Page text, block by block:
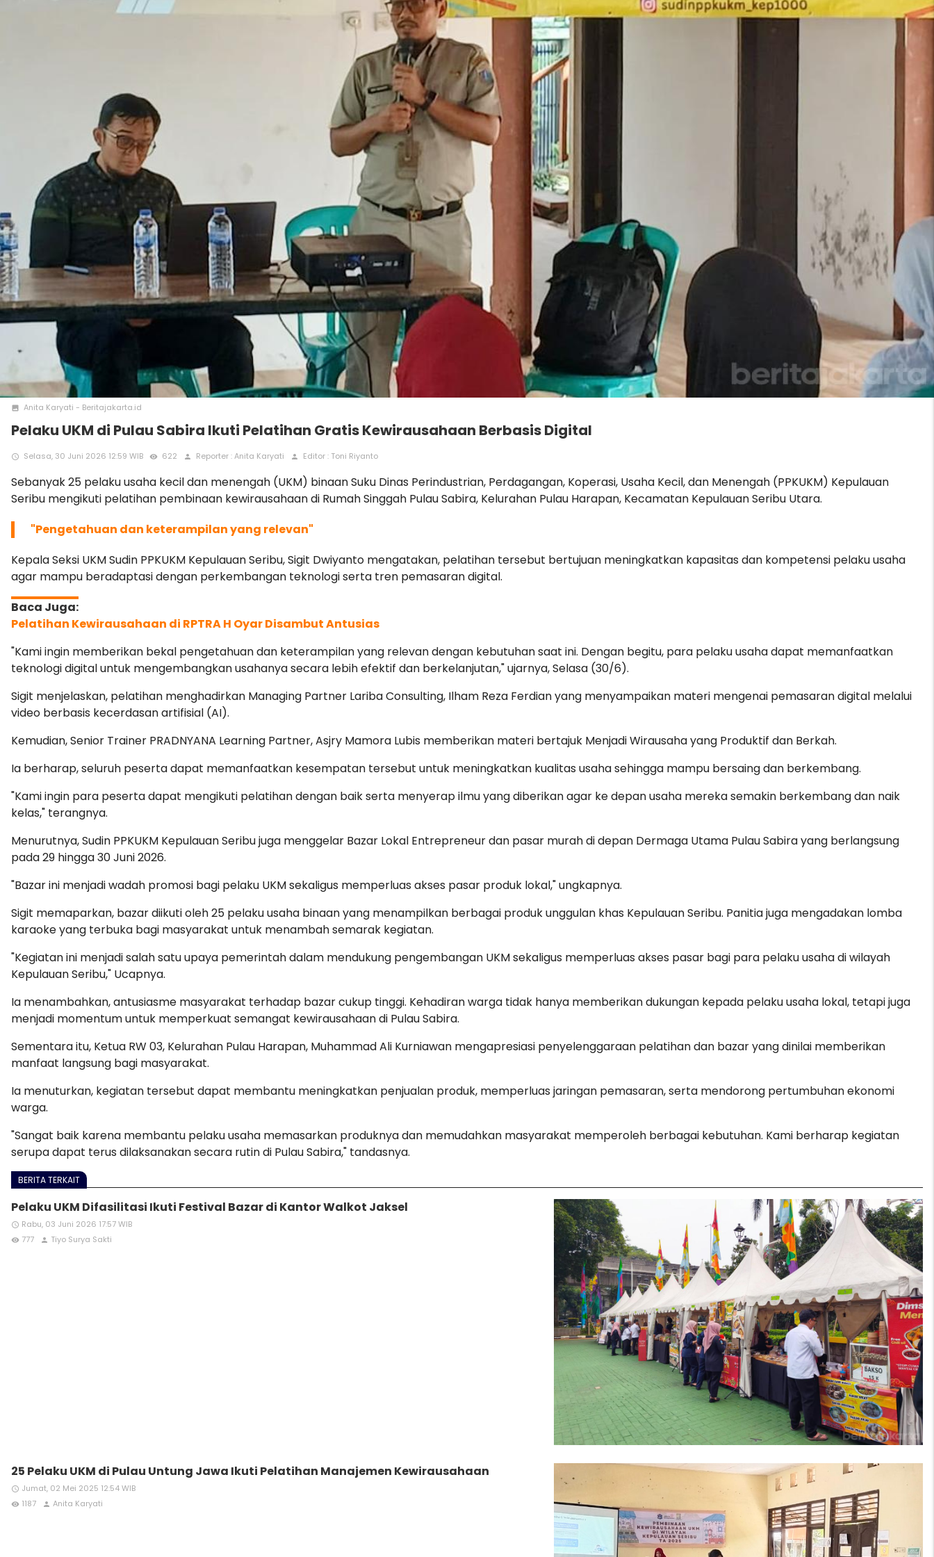
photo Anita Karyati - Beritajakarta.id
Pelaku UKM di Pulau Sabira Ikuti Pelatihan Gratis Kewirausahaan Berbasis Digital
access_time Selasa, 30 Juni 2026 12:59 WIB remove_red_eye 622 person Reporter : Anita Karyati person Editor : Toni Riyanto
Sebanyak 25 pelaku usaha kecil dan menengah (UKM) binaan Suku Dinas Perindustrian, Perdagangan, Koperasi, Usaha Kecil, dan Menengah (PPKUKM) Kepulauan
Seribu mengikuti pelatihan pembinaan kewirausahaan di Rumah Singgah Pulau Sabira, Kelurahan Pulau Harapan, Kecamatan Kepulauan Seribu Utara.
"Pengetahuan dan keterampilan yang relevan"
Kepala Seksi UKM Sudin PPKUKM Kepulauan Seribu, Sigit Dwiyanto mengatakan, pelatihan tersebut bertujuan meningkatkan kapasitas dan kompetensi pelaku usaha
agar mampu beradaptasi dengan perkembangan teknologi serta tren pemasaran digital.
Pelatihan Kewirausahaan di RPTRA H Oyar Disambut Antusias
"Kami ingin memberikan bekal pengetahuan dan keterampilan yang relevan dengan kebutuhan saat ini. Dengan begitu, para pelaku usaha dapat memanfaatkan
teknologi digital untuk mengembangkan usahanya secara lebih efektif dan berkelanjutan," ujarnya, Selasa (30/6).
Sigit menjelaskan, pelatihan menghadirkan Managing Partner Lariba Consulting, Ilham Reza Ferdian yang menyampaikan materi mengenai pemasaran digital melalui
video berbasis kecerdasan artifisial (AI).
Kemudian, Senior Trainer PRADNYANA Learning Partner, Asjry Mamora Lubis memberikan materi bertajuk Menjadi Wirausaha yang Produktif dan Berkah.
Ia berharap, seluruh peserta dapat memanfaatkan kesempatan tersebut untuk meningkatkan kualitas usaha sehingga mampu bersaing dan berkembang.
"Kami ingin para peserta dapat mengikuti pelatihan dengan baik serta menyerap ilmu yang diberikan agar ke depan usaha mereka semakin berkembang dan naik
kelas," terangnya.
Menurutnya, Sudin PPKUKM Kepulauan Seribu juga menggelar Bazar Lokal Entrepreneur dan pasar murah di depan Dermaga Utama Pulau Sabira yang berlangsung
pada 29 hingga 30 Juni 2026.
"Bazar ini menjadi wadah promosi bagi pelaku UKM sekaligus memperluas akses pasar produk lokal," ungkapnya.
Sigit memaparkan, bazar diikuti oleh 25 pelaku usaha binaan yang menampilkan berbagai produk unggulan khas Kepulauan Seribu. Panitia juga mengadakan lomba
karaoke yang terbuka bagi masyarakat untuk menambah semarak kegiatan.
"Kegiatan ini menjadi salah satu upaya pemerintah dalam mendukung pengembangan UKM sekaligus memperluas akses pasar bagi para pelaku usaha di wilayah
Kepulauan Seribu," Ucapnya.
Ia menambahkan, antusiasme masyarakat terhadap bazar cukup tinggi. Kehadiran warga tidak hanya memberikan dukungan kepada pelaku usaha lokal, tetapi juga
menjadi momentum untuk memperkuat semangat kewirausahaan di Pulau Sabira.
Sementara itu, Ketua RW 03, Kelurahan Pulau Harapan, Muhammad Ali Kurniawan mengapresiasi penyelenggaraan pelatihan dan bazar yang dinilai memberikan
manfaat langsung bagi masyarakat.
Ia menuturkan, kegiatan tersebut dapat membantu meningkatkan penjualan produk, memperluas jaringan pemasaran, serta mendorong pertumbuhan ekonomi
warga.
"Sangat baik karena membantu pelaku usaha memasarkan produknya dan memudahkan masyarakat memperoleh berbagai kebutuhan. Kami berharap kegiatan
serupa dapat terus dilaksanakan secara rutin di Pulau Sabira," tandasnya.
BERITA TERKAIT
Pelaku UKM Difasilitasi Ikuti Festival Bazar di Kantor Walkot Jaksel
access_time Rabu, 03 Juni 2026 17:57 WIB
remove_red_eye 777 person Tiyo Surya Sakti
25 Pelaku UKM di Pulau Untung Jawa Ikuti Pelatihan Manajemen Kewirausahaan
access_time Jumat, 02 Mei 2025 12:54 WIB
remove_red_eye 1187 person Anita Karyati